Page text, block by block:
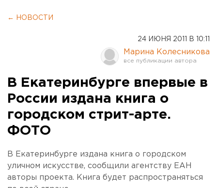
← НОВОСТИ
24 ИЮНЯ 2011 В 10:11
Марина Колесникова
В Екатеринбурге впервые в
России издана книга о
городском стрит-арте.
ФОТО
В Екатеринбурге издана книга о городском
уличном искусстве, сообщили агентству ЕАН
авторы проекта. Книга будет распространяться